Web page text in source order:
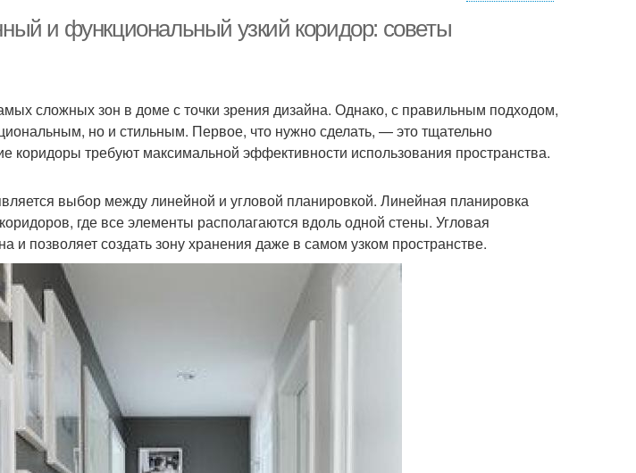
и функциональный узкий коридор: советы
сложных зон в доме с точки зрения дизайна. Однако, с правильным подходом,
но и стильным. Первое, что нужно сделать, — это тщательно
коридоры требуют максимальной эффективности использования пространства.
выбор между линейной и угловой планировкой. Линейная планировка
где все элементы располагаются вдоль одной стены. Угловая
и позволяет создать зону хранения даже в самом узком пространстве.